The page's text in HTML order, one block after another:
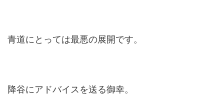
青道にとっては最悪の展開です。
降谷にアドバイスを送る御幸。